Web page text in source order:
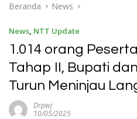
Beranda News
News, NTT Update
1.014 orang
Tahap II, Bupati
Turun Meninjau
Drpwj
10/05/2025